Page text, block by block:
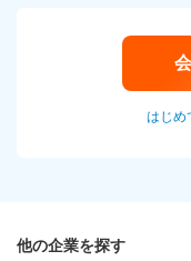
はじめ
他の企業を探す